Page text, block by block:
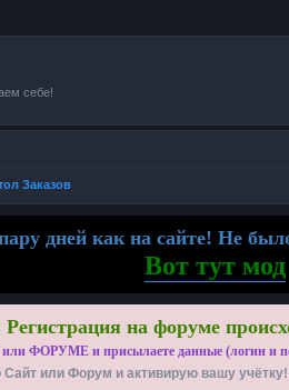
себе!
Заказов
дней как на сайте! Не
Вот тут мод
на форуме
ФОРУМЕ и присылаете данные (логин и
или Форум и активирую вашу